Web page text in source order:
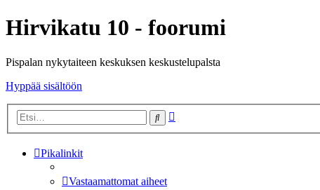
Hirvikatu 10 - foorumi
Pispalan nykytaiteen keskuksen keskustelupalsta
Hyppää sisältöön
Etsi
Pikalinkit
Vastaamattomat aiheet